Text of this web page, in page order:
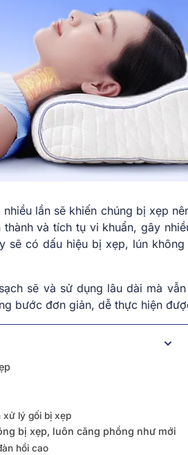
lần sẽ khiến chúng bị xẹp
và tích tụ vi khuẩn, gây
sẽ có dấu hiệu bị xẹp, lún
sẽ và sử dụng lâu dài mà
bước đơn giản, dễ thực hiện
xử lý gối bị xẹp
bị xẹp, luôn căng phồng như mới
hồi cao